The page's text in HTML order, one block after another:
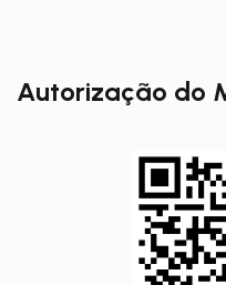
Autorização do